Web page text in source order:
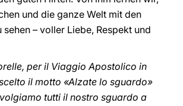
und die ganze Welt mit den
sehen – voller Liebe, Respekt und
per il Viaggio Apostolico in
il motto «Alzate lo sguardo»
tutti il nostro sguardo a